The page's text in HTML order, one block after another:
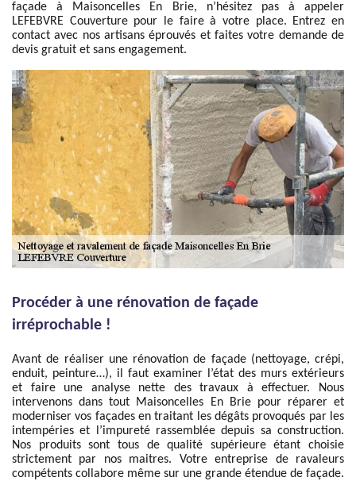
façade à Maisoncelles En Brie, n’hésitez pas à appeler
LEFEBVRE Couverture pour le faire à votre place. Entrez en
contact avec nos artisans éprouvés et faites votre demande de
devis gratuit et sans engagement.
Procéder à une rénovation de façade
irréprochable !
Avant de réaliser une rénovation de façade (nettoyage, crépi,
enduit, peinture…), il faut examiner l’état des murs extérieurs
et faire une analyse nette des travaux à effectuer. Nous
intervenons dans tout Maisoncelles En Brie pour réparer et
moderniser vos façades en traitant les dégâts provoqués par les
intempéries et l’impureté rassemblée depuis sa construction.
Nos produits sont tous de qualité supérieure étant choisie
strictement par nos maitres. Votre entreprise de ravaleurs
compétents collabore même sur une grande étendue de façade.